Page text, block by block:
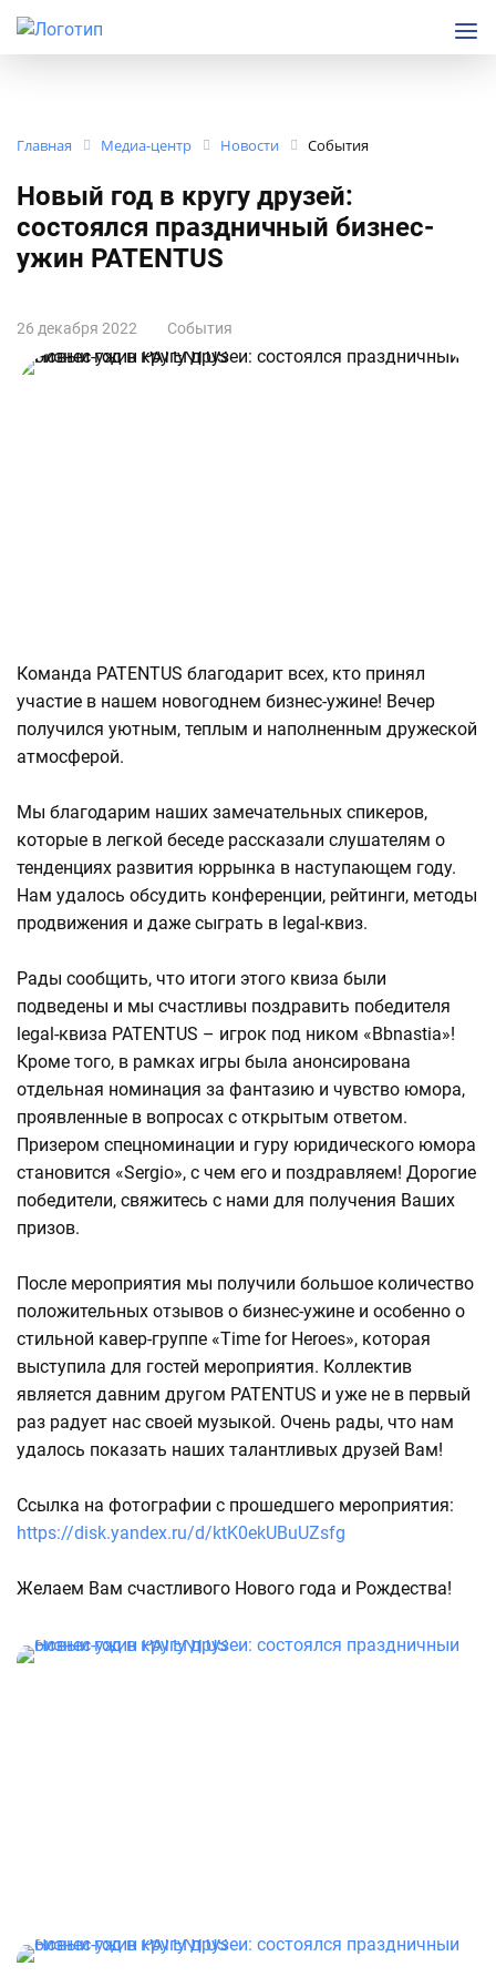
Главная Медиа-центр Новости События
Новый год в кругу друзей:
состоялся праздничный бизнес-
ужин PATENTUS
26 декабря 2022 События
Команда PATENTUS благодарит всех, кто принял
участие в нашем новогоднем бизнес-ужине! Вечер
получился уютным, теплым и наполненным дружеской
атмосферой.
Мы благодарим наших замечательных спикеров,
которые в легкой беседе рассказали слушателям о
тенденциях развития юррынка в наступающем году.
Нам удалось обсудить конференции, рейтинги, методы
продвижения и даже сыграть в legal-квиз.
Рады сообщить, что итоги этого квиза были
подведены и мы счастливы поздравить победителя
legal-квиза PATENTUS – игрок под ником «Bbnastia»!
Кроме того, в рамках игры была анонсирована
отдельная номинация за фантазию и чувство юмора,
проявленные в вопросах с открытым ответом.
Призером спецноминации и гуру юридического юмора
становится «Sergio», с чем его и поздравляем! Дорогие
победители, свяжитесь с нами для получения Ваших
призов.
После мероприятия мы получили большое количество
положительных отзывов о бизнес-ужине и особенно о
стильной кавер-группе «Time for Heroes», которая
выступила для гостей мероприятия. Коллектив
является давним другом PATENTUS и уже не в первый
раз радует нас своей музыкой. Очень рады, что нам
удалось показать наших талантливых друзей Вам!
Ссылка на фотографии с прошедшего мероприятия:
https://disk.yandex.ru/d/ktK0ekUBuUZsfg
Желаем Вам счастливого Нового года и Рождества!